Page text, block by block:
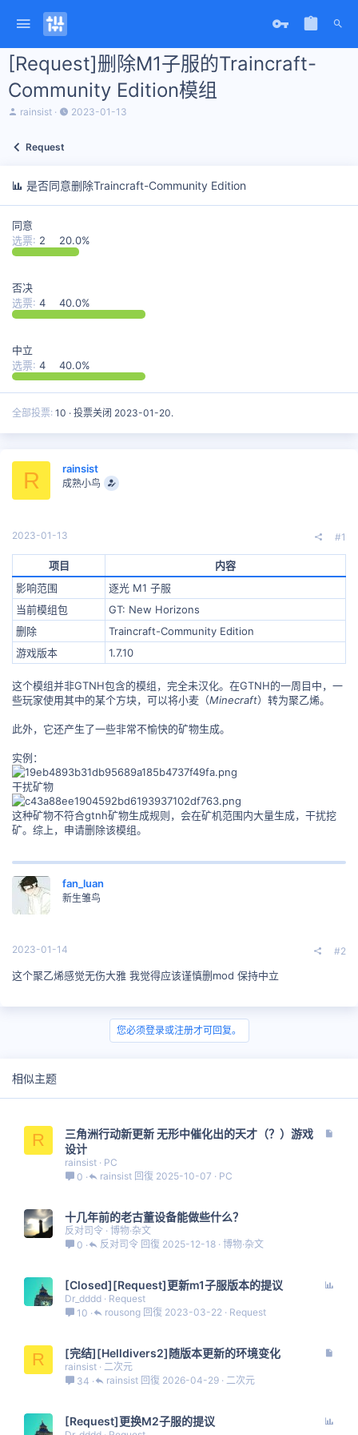
[Request]删除M1子服的Traincraft-
Community Edition模组
主
起
rainsist
开
2023-01-13
Request
是否同意删除Traincraft-Community Edition
同意
选票: 2 20.0%
否决
选票: 4 40.0%
中立
选票: 4 40.0%
全部投票 10 投票关闭 2023-01-20.
R rainsist
成熟小鸟
2023-01-13 #1
项目
内容
影响范围
逐光 M1 子服
当前模组包
GT: New Horizons
删除
Traincraft-Community Edition
游戏版本
1.7.10
这个模组并非GTNH包含的模组，完全未汉化。在GTNH的一周目中，一
些玩家使用其中的某个方块，可以将小麦（Minecraft）转为聚乙烯。
此外，它还产生了一些非常不愉快的矿物生成。
实例：
干扰矿物
这种矿物不符合gtnh矿物生成规则，会在矿机范围内大量生成，干扰挖
矿。综上，申请删除该模组。
fan_luan
新生雏鸟
2023-01-14 #2
这个聚乙烯感觉无伤大雅 我觉得应该谨慎删mod 保持中立
您必须登录或注册才可回复。
相似主题
R
三角洲行动新更新 无形中催化出的天才（？）游戏
设计
rainsist
PC
0
PC
2025-10-07
rainsist
十几年前的老古董设备能做些什么？
反对司令 博物·杂文
0
博物·杂文
2025-12-18
反对司令
[Closed][Request]更新m1子服版本的提议
Dr_dddd
Request
10
Request
2023-03-22
rousong
R [完结][Helldivers2]随版本更新的环境变化
rainsist 二次元
34
二次元
2026-04-29
rainsist
[Request]更换M2子服的提议